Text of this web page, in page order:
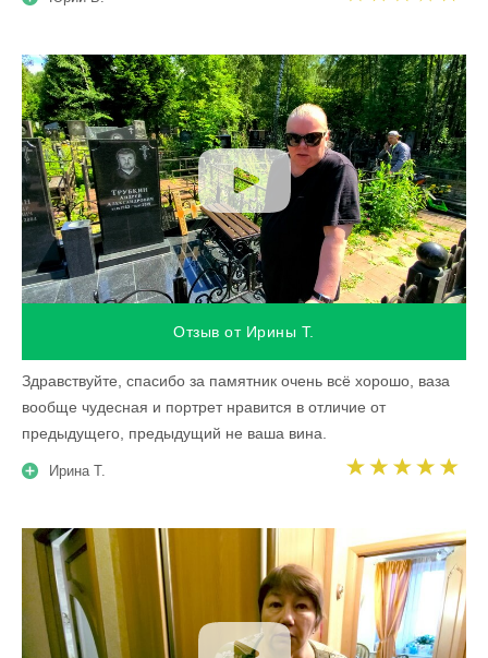
Отзыв от Ирины Т.
Здравствуйте, спасибо за памятник очень всё хорошо, ваза
вообще чудесная и портрет нравится в отличие от
предыдущего, предыдущий не ваша вина.
Ирина Т.